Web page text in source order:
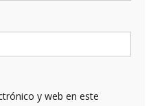
y web en este